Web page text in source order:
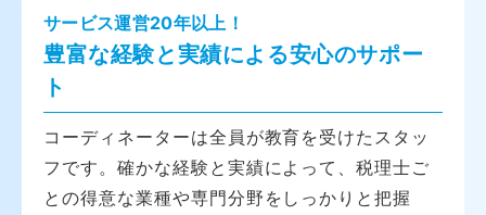
サービス運営20年以上！
豊富な経験と実績による安心のサポー
ト
コーディネーターは全員が教育を受けたスタッ
フです。確かな経験と実績によって、税理士ご
との得意な業種や専門分野をしっかりと把握